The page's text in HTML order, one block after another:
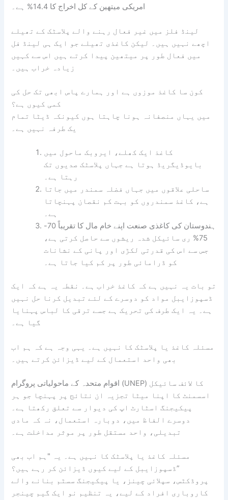
امریکی میتھین کے کل اخراج کا 14.4% ہے۔
لینڈ فلز میں غیر فعال رہنے والے پلاسٹک کے تھیلے
اچھے نہیں ہیں۔ لیکن کاغذی تھیلے جو ایک ہی لینڈ فل
میں فعال طور پر میتھین پیدا کرتے ہیں اس سے کہیں
زیادہ خراب ہیں۔
کون سا کاغذ موزوں ہے اور ہمارے پاس ابھی تک حل کی
کمی کیوں ہے؟
میں یہاں منصفانہ ہونا چاہتا ہوں کیونکہ ڈیٹا تمام
یک طرفہ نہیں ہے۔
کاغذ ایک کھلے، ایروبک ماحول میں
بایوڈیگریڈ ہوتا ہے جہاں پلاسٹک صدیوں تک
رہتا ہے۔
ساحلی علاقوں میں جہاں فضلہ سمندر میں جاتا
ہے، کاغذ سمندروں کو بہت کم نقصان پہنچاتا
ہے۔
ہندوستان کی کاغذی صنعت اپنے خام مال کا تقریباً 70-
75% ری سائیکل شدہ ریشوں سے حاصل کرتی ہے،
جس سے اس کی قدرتی لکڑی اور پانی کے نشانات
کو ڈرامائی طور پر کم کیا جاتا ہے۔
تو بات یہ نہیں ہے کہ کاغذ خراب ہے۔ نقطہ یہ ہے کہ ایک
ڈسپوزایبل مواد کو دوسرے کے لئے تبدیل کرنا حل نہیں
ہے۔ یہ ایک طرف کی تحریک ہے جسے ترقی کا لباس پہنایا
گیا ہے۔
مسئلہ کاغذ یا پلاسٹک کا نہیں ہے۔ یہی وجہ ہے کہ ہم اب
بھی واحد استعمال کے لیے ڈیزائن کرتے ہیں۔
اقوام متحدہ کے ماحولیاتی پروگرام (UNEP) کا لائف سائیکل
اسسمنٹ کا اپنا میٹا تجزیہ ان نتائج پر پہنچا جو ہر
پیکیجنگ اسٹارٹ اپ کی دیوار سے تعلق رکھتا ہے۔
دوسرے الفاظ میں، دوبارہ استعمال، نہ کہ مادی
تبدیلی، واحد مستقل طور پر موثر مداخلت ہے۔
مسئلہ کاغذ یا پلاسٹک کا نہیں ہے۔ یہ "ہم اب بھی
ڈسپوزایبل کے لیے کیوں ڈیزائن کر رہے ہیں؟”
پروڈکٹس، سپلائی چینز، یا پیکیجنگ سسٹم بنانے والے
کاروباری افراد کے لیے، یہ تنظیم نو ایک گیم چینجر